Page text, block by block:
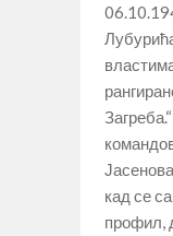
кад се
профил,